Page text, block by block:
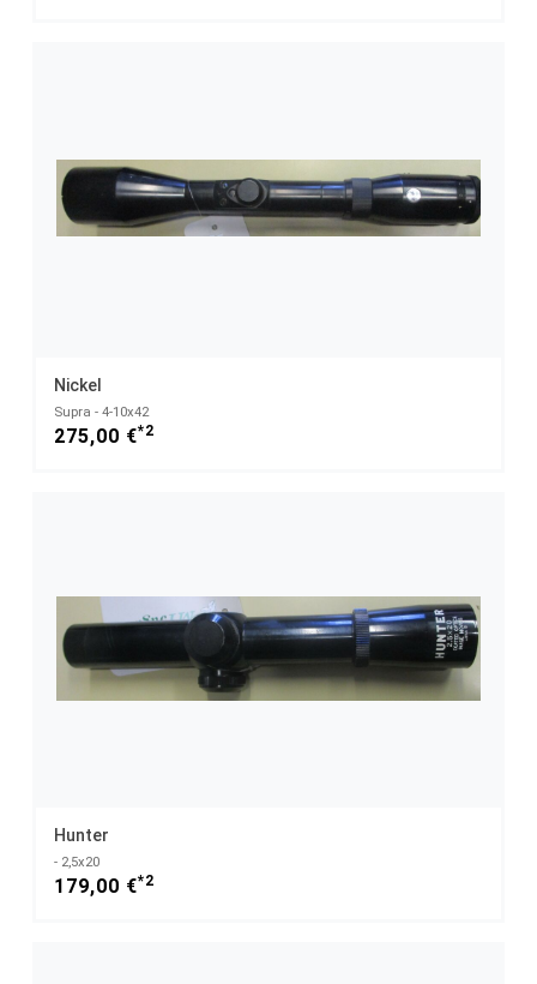
Nickel
Supra - 4-10x42
275,00 €*2
Hunter
- 2,5x20
179,00 €*2